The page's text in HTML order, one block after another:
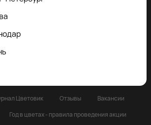
Форма обратной связи
Цветовик Отзывы
Вакансии
Год в цветах - правила проведения акции